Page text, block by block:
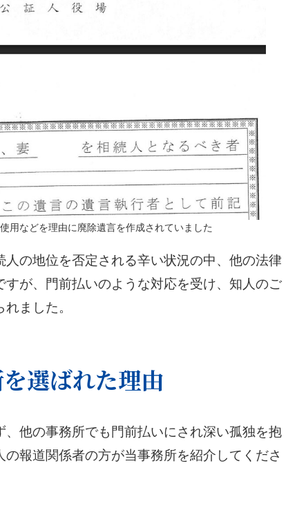
用などを理由に廃除遺言を作成されていました
の地位を否定される辛い状況の中、他の法律
が、門前払いのような対応を受け、知人のご
ました。
選ばれた理由
他の事務所でも門前払いにされ深い孤独を抱
報道関係者の方が当事務所を紹介してくださ